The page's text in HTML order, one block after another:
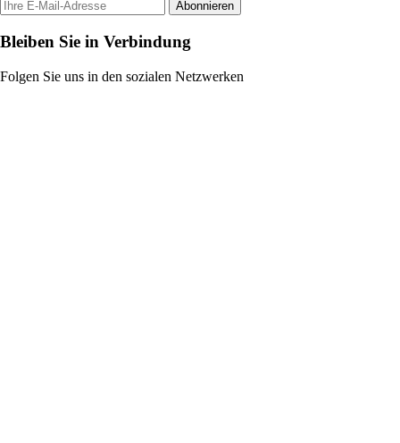
Abonnieren
Bleiben Sie in Verbindung
Folgen Sie uns in den sozialen Netzwerken